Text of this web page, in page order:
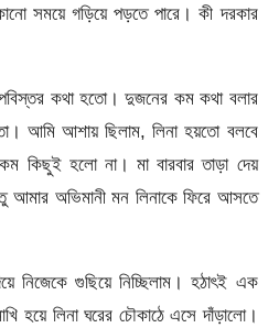
সময়ে গড়িয়ে পড়তে পারে। কী দরকার
কথা হতো। দুজনের কম কথা বলার
আমি আশায় ছিলাম, লিনা হয়তো বলবে
কিছুই হলো না। মা বারবার তাড়া দেয়
আমার অভিমানী মন লিনাকে ফিরে আসতে
নিজেকে গুছিয়ে নিচ্ছিলাম। হঠাৎই এক
হয়ে লিনা ঘরের চৌকাঠে এসে দাঁড়ালো।